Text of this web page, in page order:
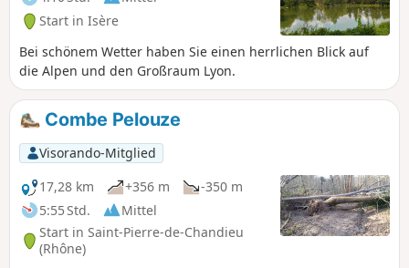
Start in Isère
Bei schönem Wetter haben Sie einen herrlichen Blick auf
die Alpen und den Großraum Lyon.
Combe Pelouze
Visorando-Mitglied
17,28 km
+356 m
-350 m
5:55 Std.
Mittel
Start in Saint-Pierre-de-Chandieu
(Rhône)